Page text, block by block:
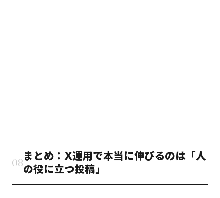
08まとめ：X運用で本当に伸びるのは「人
の役に立つ投稿」